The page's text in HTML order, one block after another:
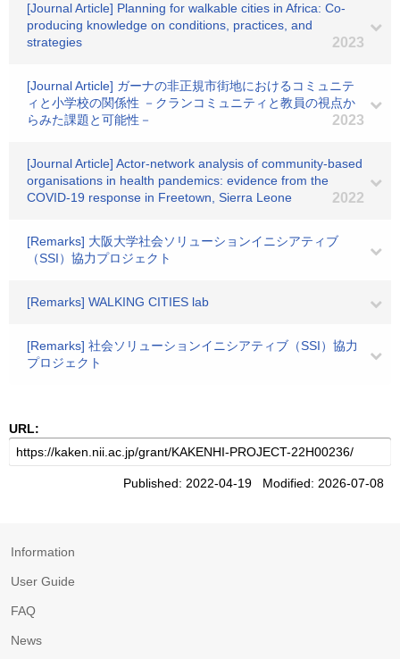
[Journal Article] Planning for walkable cities in Africa: Co-
producing knowledge on conditions, practices, and
strategies
2023
[Journal Article] ガーナの非正規市街地におけるコミュニテ
ィと小学校の関係性 －クランコミュニティと教員の視点か
らみた課題と可能性－
2023
[Journal Article] Actor‐network analysis of community‐based
organisations in health pandemics: evidence from the
COVID‐19 response in Freetown, Sierra Leone
2022
[Remarks] 大阪大学社会ソリューションイニシアティブ
（SSI）協力プロジェクト
[Remarks] WALKING CITIES lab
[Remarks] 社会ソリューションイニシアティブ（SSI）協力
プロジェクト
URL:
Published: 2022-04-19 Modified: 2026-07-08
Information
User Guide
FAQ
News